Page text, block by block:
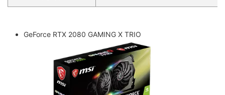
GeForce RTX 2080 GAMING X TRIO